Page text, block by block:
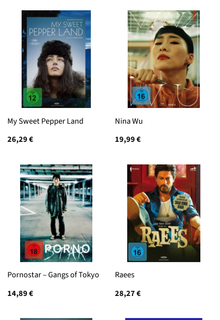
My Sweet Pepper Land
26,29€
Nina Wu
19,99€
Pornostar – Gangs of Tokyo
14,89€
Raees
28,27€